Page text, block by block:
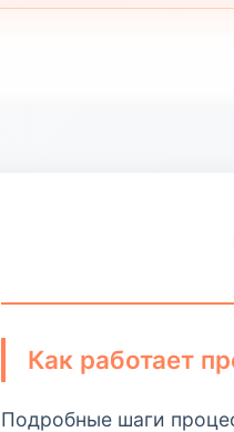
Как работает
Подробные шаги